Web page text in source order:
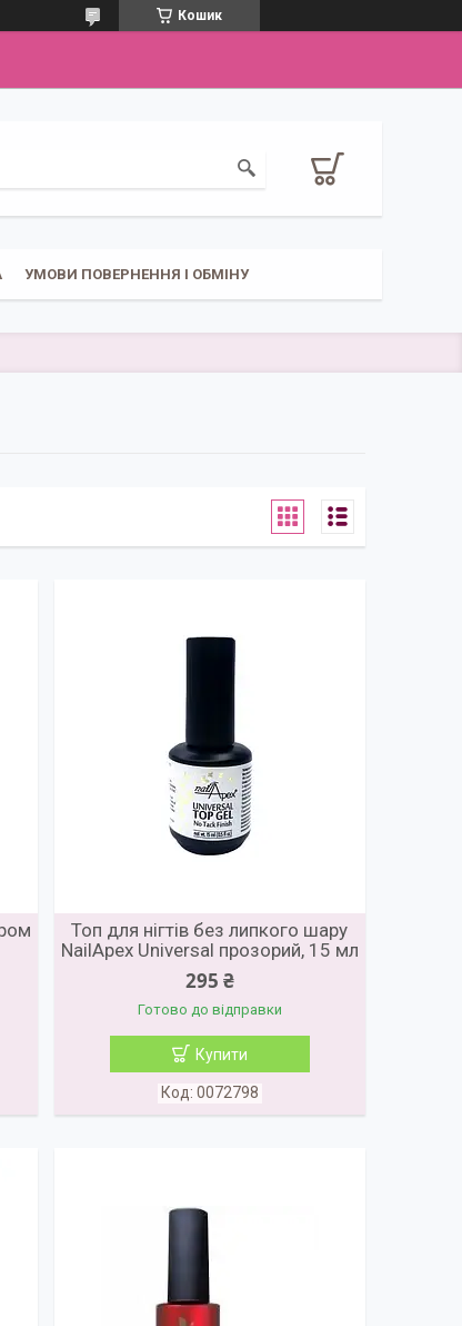
Кошик
УМОВИ ПОВЕРНЕННЯ І ОБМІНУ
Топ для нігтів без липкого шару
NailApex Universal прозорий, 15 мл
295 ₴
Готово до відправки
Купити
0072798